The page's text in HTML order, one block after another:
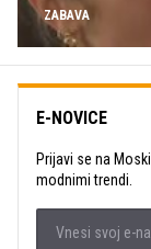
ZABAVA
E-NOVICE
Prijavi se na
modnimi trendi.